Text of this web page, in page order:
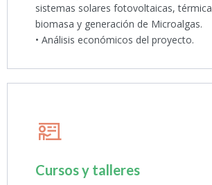
sistemas solares fotovoltaicas,
biomasa y generación de Microalgas.
• Análisis económicos del proyecto.
Cursos y talleres